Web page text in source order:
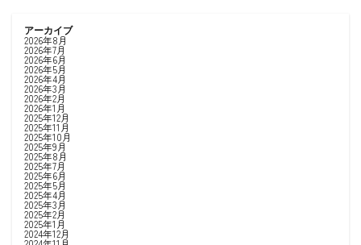
アーカイブ
2026年8月
2026年7月
2026年6月
2026年5月
2026年4月
2026年3月
2026年2月
2026年1月
2025年12月
2025年11月
2025年10月
2025年9月
2025年8月
2025年7月
2025年6月
2025年5月
2025年4月
2025年3月
2025年2月
2025年1月
2024年12月